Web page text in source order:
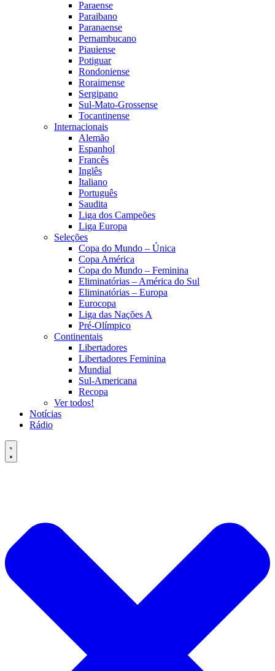
Paraense
Paraibano
Paranaense
Pernambucano
Piauiense
Potiguar
Rondoniense
Roraimense
Sergipano
Sul-Mato-Grossense
Tocantinense
Internacionais
Alemão
Espanhol
Francês
Inglês
Italiano
Português
Saudita
Liga dos Campeões
Liga Europa
Seleções
Copa do Mundo – Única
Copa América
Copa do Mundo – Feminina
Eliminatórias – América do Sul
Eliminatórias – Europa
Eurocopa
Liga das Nações A
Pré-Olímpico
Continentais
Libertadores
Libertadores Feminina
Mundial
Sul-Americana
Recopa
Ver todos!
Notícias
Rádio